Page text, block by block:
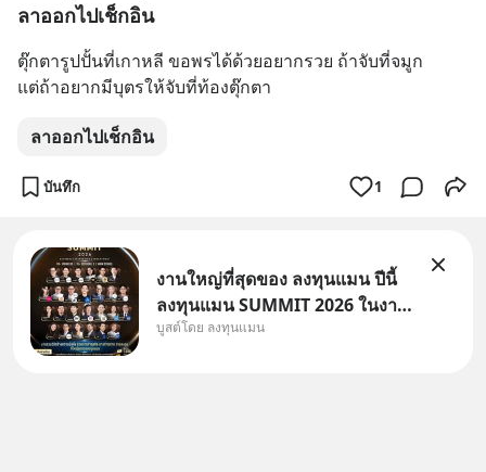
ลาออกไปเช็กอิน
ตุ๊กตารูปปั้นที่เกาหลี ขอพรได้ด้วยอยากรวย ถ้าจับที่จมูก
แต่ถ้าอยากมีบุตรให้จับที่ท้องตุ๊กตา
ลาออกไปเช็กอิน
บันทึก 1
งานใหญ่ที่สุดของ ลงทุนแมน ปีนี้
ลงทุนแมน SUMMIT 2026 ในงาน
นี้จะมีเจ้าของธุรกิจ Dr.PONG,
บูสต์โดย ลงทุนแมน